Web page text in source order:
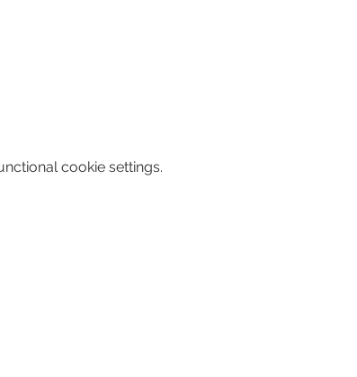
cookie settings.